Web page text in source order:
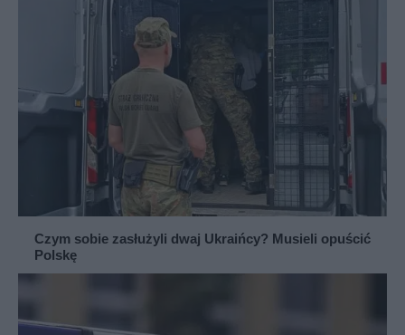
Czym sobie zasłużyli dwaj Ukraińcy? Musieli opuścić
Polskę